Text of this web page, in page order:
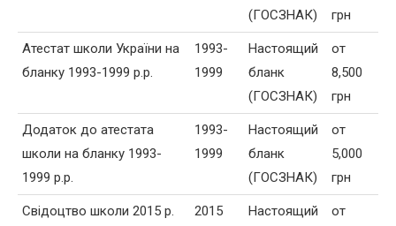
(ГОСЗНАК)
грн
Атестат школи України на
бланку 1993-1999 р.р.
1993-
1999
Настоящий
бланк
(ГОСЗНАК)
от
8,500
грн
Додаток до атестата
школи на бланку 1993-
1999 р.р.
1993-
1999
Настоящий
бланк
(ГОСЗНАК)
от
5,000
грн
Свідоцтво школи 2015 р. 2015
Настоящий
от